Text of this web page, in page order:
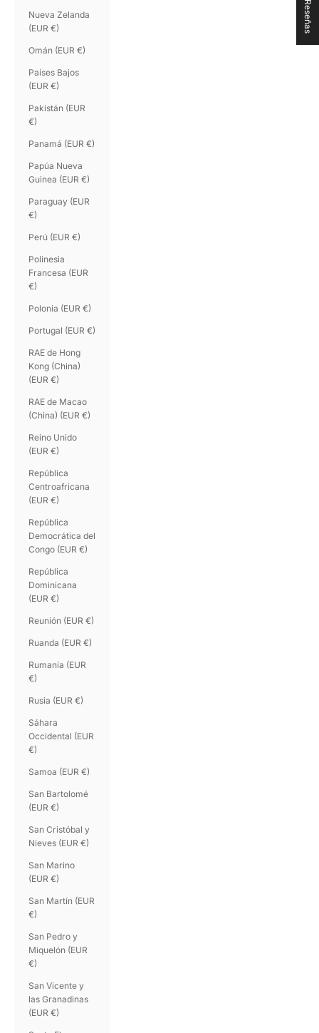
Nueva Zelanda
(EUR €)
Omán (EUR €)
Países Bajos
(EUR €)
Pakistán (EUR
€)
Panamá (EUR €)
Papúa Nueva
Guinea (EUR €)
Paraguay (EUR
€)
Perú (EUR €)
Polinesia
Francesa (EUR
€)
Polonia (EUR €)
Portugal (EUR €)
RAE de Hong
Kong (China)
(EUR €)
RAE de Macao
(China) (EUR €)
Reino Unido
(EUR €)
República
Centroafricana
(EUR €)
República
Democrática del
Congo (EUR €)
República
Dominicana
(EUR €)
Reunión (EUR €)
Ruanda (EUR €)
Rumanía (EUR
€)
Rusia (EUR €)
Sáhara
Occidental (EUR
€)
Samoa (EUR €)
San Bartolomé
(EUR €)
San Cristóbal y
Nieves (EUR €)
San Marino
(EUR €)
San Martín (EUR
€)
San Pedro y
Miquelón (EUR
€)
San Vicente y
las Granadinas
(EUR €)
★ Reseñas